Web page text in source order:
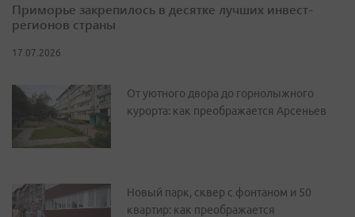
Приморье закрепилось в десятке лучших инвест-
регионов страны
17.07.2026
От уютного двора до горнолыжного
курорта: как преображается Арсеньев
Новый парк, сквер с фонтаном и 50
квартир: как преображается